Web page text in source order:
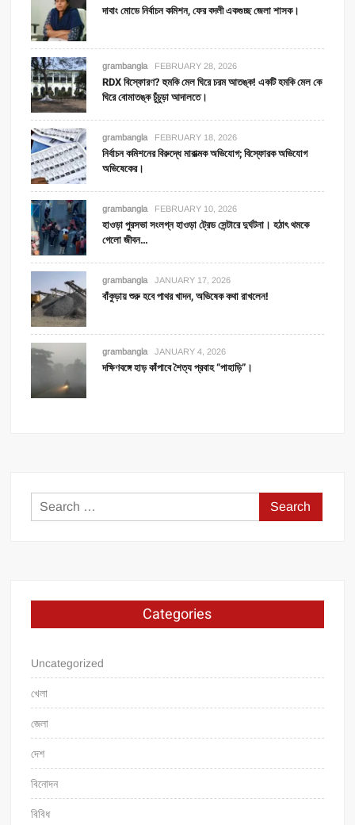
দাবাং মোডে নির্বাচন কমিশন, ফের বদলী একগুচ্ছ জেলা শাসক।
grambangla FEBRUARY 28, 2026
RDX বিস্ফোরণ? হুমকি মেল ঘিরে চরম আতঙ্ক! একটি হমকি মেল কে
ঘিরে বোমাতঙ্ক চুঁচুড়া আদালতে।
grambangla FEBRUARY 18, 2026
নির্বাচন কমিশনের বিরুদ্ধে মারাত্মক অভিযোগ; বিস্ফোরক অভিযোগ
অভিষেকের।
grambangla FEBRUARY 10, 2026
হাওড়া পুরসভা সংলগ্ন হাওড়া ট্রেড সেন্টারে দুর্ঘটনা। হঠাৎ থমকে
গেলো জীবন…
grambangla JANUARY 17, 2026
বাঁকুড়ায় শুরু হবে পাথর খাদন, অভিষেক কথা রাখলেন!
grambangla JANUARY 4, 2026
দক্ষিণবঙ্গে হাড় কাঁপাবে শৈত্য প্রবাহ “পাহাড়ি”।
Search
for:
Categories
Uncategorized
খেলা
জেলা
দেশ
বিনোদন
বিবিধ